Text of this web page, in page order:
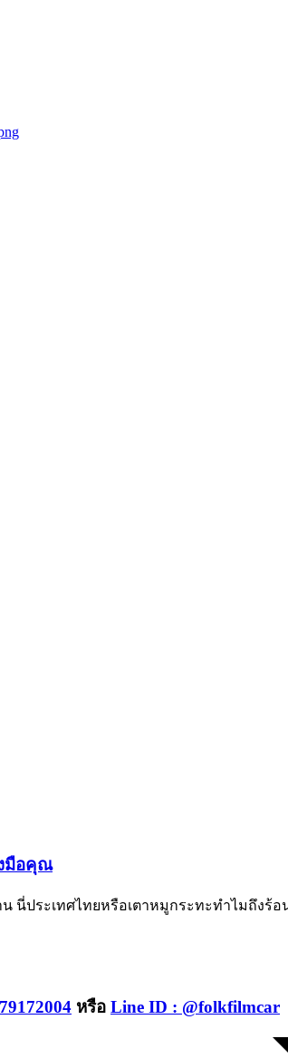
มือคุณ
นี่ประเทศไทยหรือเตาหมูกระทะทำไมถึง
หรือ Line ID : @folkfilmcar